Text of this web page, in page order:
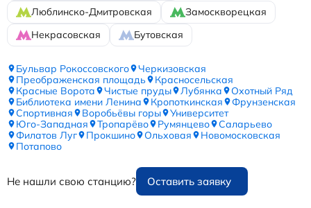
Люблинско-Дмитровская
Замоскворецкая
Некрасовская
Бутовская
Бульвар Рокоссовского
Черкизовская
Преображенская площадь
Красносельская
Красные Ворота
Чистые пруды Лубянка
Охотный Ряд
Библиотека имени Ленина
Кропоткинская
Фрунзенская
Спортивная
Воробьёвы горы
Университет
Юго-Западная
Тропарёво Румянцево
Саларьево
Филатов Луг
Прокшино Ольховая
Новомосковская
Потапово
Не нашли свою станцию? Оставить заявку